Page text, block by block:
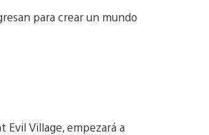
para crear un mundo
Evil Village, empezará a